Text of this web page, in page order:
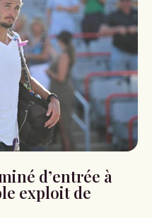
d’entrée à
exploit de